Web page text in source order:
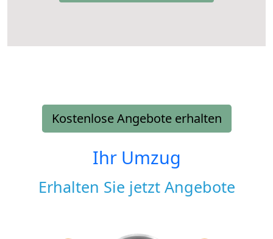
Kostenlose Angebote erhalten
Ihr Umzug
Erhalten Sie jetzt Angebote